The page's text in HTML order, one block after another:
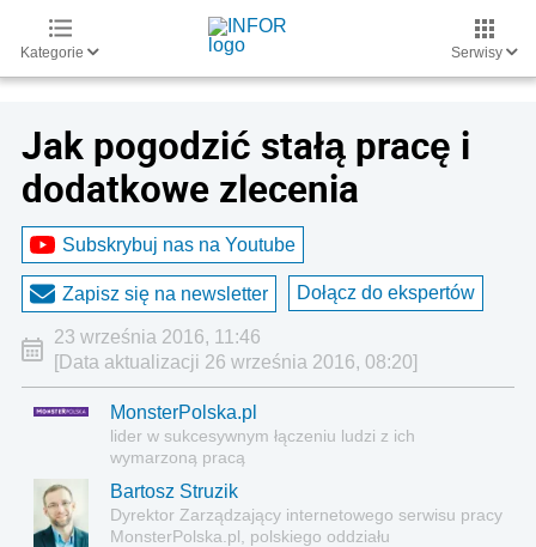
Kategorie Serwisy
Jak pogodzić stałą pracę i
dodatkowe zlecenia
Subskrybuj nas na Youtube
Zapisz się na newsletter Dołącz do ekspertów
23 września 2016, 11:46
[Data aktualizacji 26 września 2016, 08:20]
MonsterPolska.pl
lider w sukcesywnym łączeniu ludzi z ich
wymarzoną pracą
Bartosz Struzik
Dyrektor Zarządzający internetowego serwisu pracy
MonsterPolska.pl, polskiego oddziału